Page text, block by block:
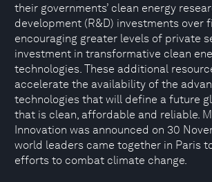
their governments’ clean energy
development (R&D) investments over
encouraging greater levels of private
investment in transformative clean
technologies. These additional
accelerate the availability of the
technologies that will define a future
that is clean, affordable and reliable.
Innovation was announced on 30
world leaders came together in Paris
efforts to combat climate change.